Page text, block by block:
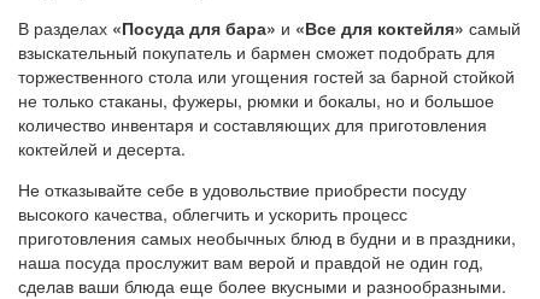
В разделах «Посуда для бара» и «Все для коктейля» самый
взыскательный покупатель и бармен сможет подобрать для
торжественного стола или угощения гостей за барной стойкой
не только стаканы, фужеры, рюмки и бокалы, но и большое
количество инвентаря и составляющих для приготовления
коктейлей и десерта.
Не отказывайте себе в удовольствие приобрести посуду
высокого качества, облегчить и ускорить процесс
приготовления самых необычных блюд в будни и в праздники,
наша посуда прослужит вам верой и правдой не один год,
сделав ваши блюда еще более вкусными и разнообразными.